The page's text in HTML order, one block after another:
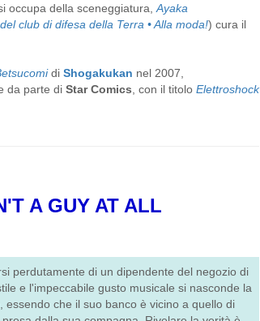
occupa della sceneggiatura, Ayaka
club di difesa della Terra • Alla moda!) cura il
di Shogakukan nel 2007,
da parte di Star Comics , con il titolo Elettroshock
A GUY AT ALL
perdutamente di un dipendente del negozio di
e l'impeccabile gusto musicale si nasconde la
che il suo banco è vicino a quello di